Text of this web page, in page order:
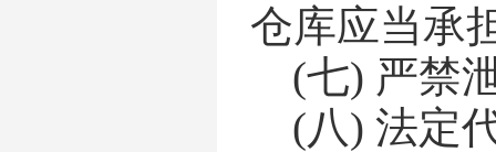
仓库应当承
(七) 严禁
(八) 法定